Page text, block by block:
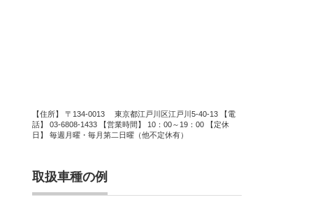
【住所】 〒134-0013 東京都江戸川区江戸川5-40-13 【電
話】 03-6808-1433 【営業時間】 10：00～19：00 【定休
日】 毎週月曜・毎月第二日曜（他不定休有）
取扱車種の例